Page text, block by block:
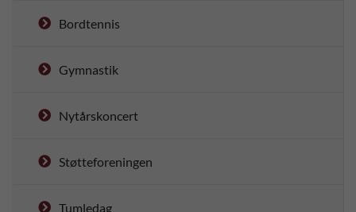
Bordtennis
Gymnastik
Nytårskoncert
Støtteforeningen
Tumledag